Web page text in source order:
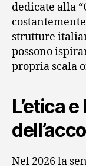
dedicate alla
strutture
possono
propria scala
L’etica
Nel 2026 la